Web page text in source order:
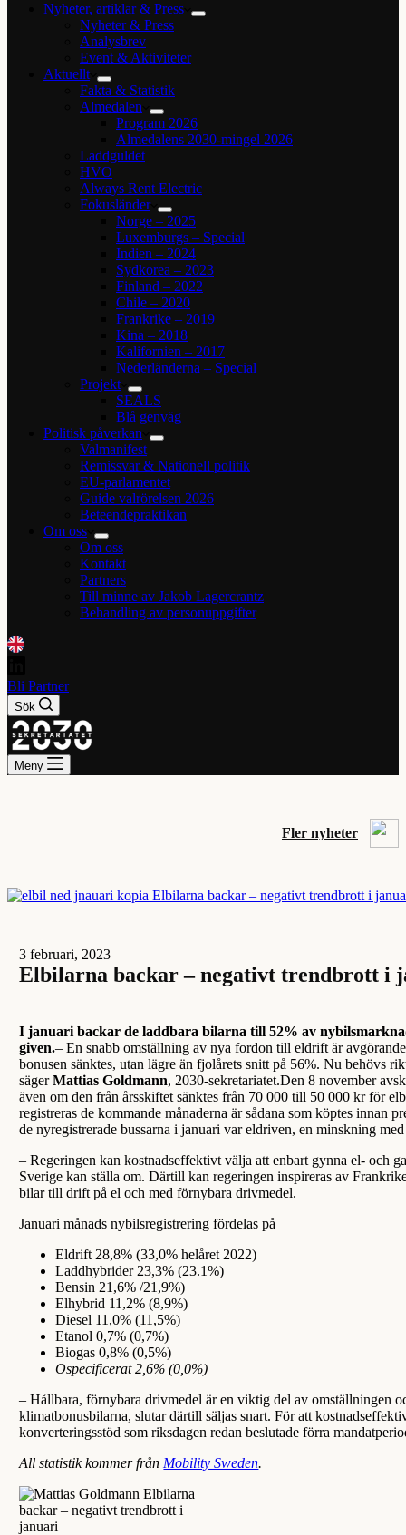
Nyheter, artiklar & Press
Nyheter & Press
Analysbrev
Event & Aktiviteter
Aktuellt
Fakta & Statistik
Almedalen
Program 2026
Almedalens 2030-mingel 2026
Laddguldet
HVO
Always Rent Electric
Fokusländer
Norge – 2025
Luxemburgs – Special
Indien – 2024
Sydkorea – 2023
Finland – 2022
Chile – 2020
Frankrike – 2019
Kina – 2018
Kalifornien – 2017
Nederländerna – Special
Projekt
SEALS
Blå genväg
Politisk påverkan
Valmanifest
Remissvar & Nationell politik
EU-parlamentet
Guide valrörelsen 2026
Beteendepraktikan
Om oss
Om oss
Kontakt
Partners
Till minne av Jakob Lagercrantz
Behandling av personuppgifter
Bli Partner
Sök
Meny
Fler nyheter
3 februari, 2023
Elbilarna backar – negativt trendbrott i
I januari backar de laddbara bilarna till 52% av
given.– En snabb omställning av nya fordon till eldrift är
bonusen sänktes, utan lägre än fjolårets snitt på 56%. Nu behövs
sägerMattias Goldmann, 2030-sekretariatet.Den 8 november
även om den från årsskiftet sänktes från 70 000 till 50 000 kr för
registreras de kommande månaderna är sådana som köptes
de nyregistrerade bussarna i januari var eldriven, en minskning
– Regeringen kan kostnadseffektivt välja att enbart gynna el- och
Sverige kan ställa om. Därtill kan regeringen inspireras av
bilar till drift på el och med förnybara drivmedel.
Januari månads nybilsregistrering fördelas på
Eldrift 28,8% (33,0% helåret 2022)
Laddhybrider 23,3% (23.1%)
Bensin 21,6% /21,9%)
Elhybrid 11,2% (8,9%)
Diesel 11,0% (11,5%)
Etanol 0,7% (0,7%)
Biogas 0,8% (0,5%)
Ospecificerat 2,6% (0,0%)
– Hållbara, förnybara drivmedel är en viktig del av omställningen
klimatbonusbilarna, slutar därtill säljas snart. För att
konverteringsstöd som riksdagen redan beslutade förra
All statistik kommer från Mobility Sweden.